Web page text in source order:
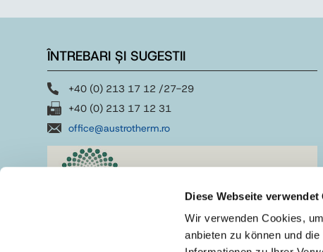
Diese Webseite verwendet
Wir verwenden Cookies,
anbieten zu können und
ÎNTREBARI ȘI SUGESTII
+40 (0) 213 17 12 /27-29
+40 (0) 213 17 12 31
office@austrotherm.ro